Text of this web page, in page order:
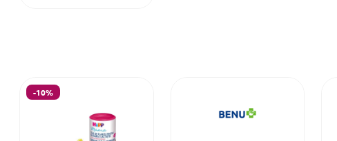
-10%